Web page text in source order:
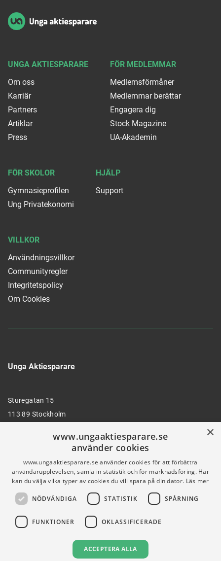
Unga Aktiesparare
Sturegatan 15
113 89 Stockholm
info@ungaaktiesparare.se
Följ oss gärna på sociala medier
UNGA AKTIESPARARE
Om oss
Karriär
Partners
Artiklar
Press
FÖR MEDLEMMAR
Medlemsförmåner
Medlemmar berättar
Engagera dig
Stock Magazine
UA-Akademin
FÖR SKOLOR
Gymnasieprofilen
Ung Privatekonomi
HJÄLP
Support
VILLKOR
Användningsvillkor
Communityregler
Integritetspolicy
Om Cookies
×
www.ungaaktiesparare.se
använder cookies
www.ungaaktiesparare.se använder cookies för att förbättra
användarupplevelsen, samla in statistik och för marknadsföring. Här
kan du välja vilka typer av cookies du vill spara på din dator. Läs mer
NÖDVÄNDIGA STATISTIK SPÅRNING
FUNKTIONER OKLASSIFICERADE
ACCEPTERA ALLA